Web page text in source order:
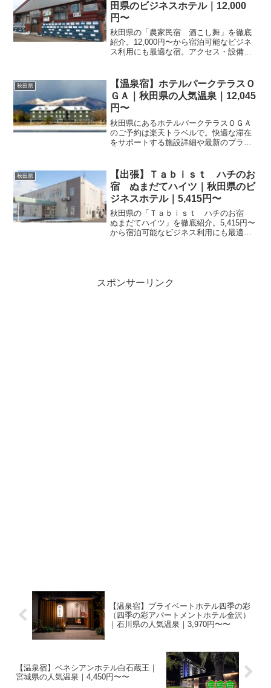
田県のビジネスホテル｜12,000
円〜
秋田県の「農家民宿 酒こし舞」を徹底
紹介。12,000円〜から宿泊可能なビジネ
ス利用にも最適な宿。アクセス・設備・
秋田県
【温泉宿】ホテルパークテラスＯ
ＧＡ｜秋田県の人気温泉｜12,045
円〜
秋田県にあるホテルパークテラスＯＧＡ
のご予約は楽天トラベルで。快適な滞在
をサポートする施設詳細や最新のプラン
状況は予約ページよりご確認いただけま
す。
秋田県
【出張】Ｔａｂｉｓｔ ハチのお
宿 ぬまだてハイツ｜秋田県のビ
ジネスホテル｜5,415円〜
秋田県の「Ｔａｂｉｓｔ ハチのお宿
ぬまだてハイツ」を徹底紹介。5,415円〜
から宿泊可能なビジネス利用にも最適な
スポンサーリンク
【温泉宿】プライベートホテル四季の彩
（四季の彩アパートメントホテル金沢）
｜石川県の人気温泉｜3,970円〜〜
【温泉宿】ベネシアンホテル白石蔵王｜
宮城県の人気温泉｜4,450円〜〜